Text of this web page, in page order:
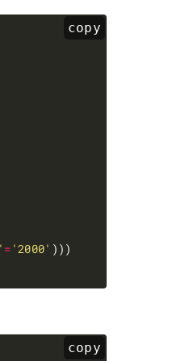
copy
= '2000'
copy